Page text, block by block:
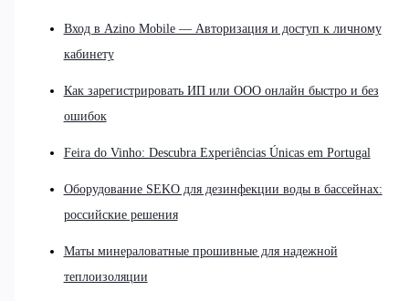
Вход в Azino Mobile — Авторизация и доступ к личному
кабинету
Как зарегистрировать ИП или ООО онлайн быстро и без
ошибок
Feira do Vinho: Descubra Experiências Únicas em Portugal
Оборудование SEKO для дезинфекции воды в бассейнах:
российские решения
Маты минераловатные прошивные для надежной
теплоизоляции